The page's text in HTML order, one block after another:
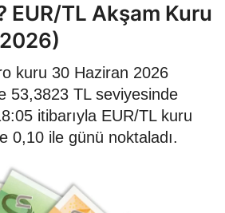
EUR/TL Akşam Kuru
kuru 30 Haziran 2026
53,3823 TL seviyesinde
itibarıyla EUR/TL kuru
0,10 ile günü noktaladı.